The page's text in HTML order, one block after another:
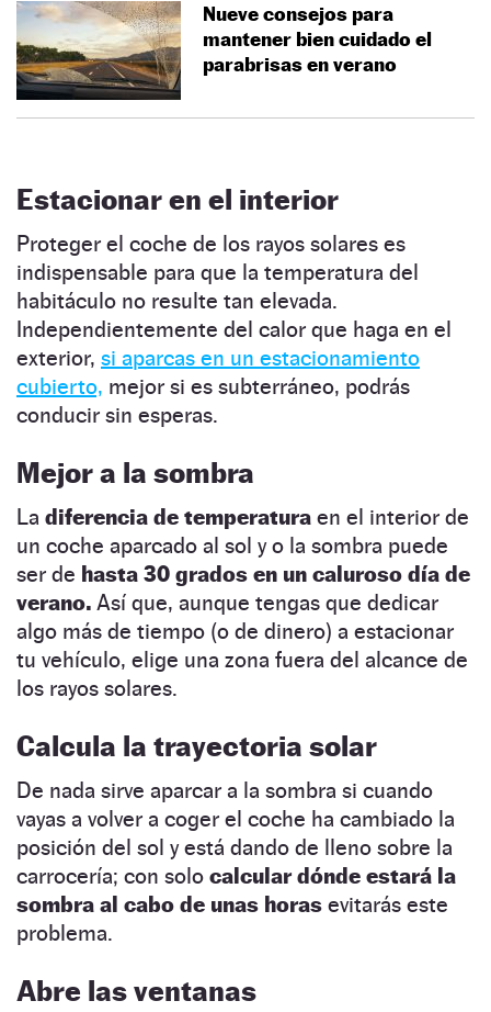
Nueve consejos para
mantener bien cuidado el
parabrisas en verano
Estacionar en el interior
Proteger el coche de los rayos solares es
indispensable para que la temperatura del
habitáculo no resulte tan elevada.
Independientemente del calor que haga en el
exterior, si aparcas en un estacionamiento
cubierto, mejor si es subterráneo, podrás
conducir sin esperas.
Mejor a la sombra
La diferencia de temperatura en el interior de
un coche aparcado al sol y o la sombra puede
ser de hasta 30 grados en un caluroso día de
verano. Así que, aunque tengas que dedicar
algo más de tiempo (o de dinero) a estacionar
tu vehículo, elige una zona fuera del alcance de
los rayos solares.
Calcula la trayectoria solar
De nada sirve aparcar a la sombra si cuando
vayas a volver a coger el coche ha cambiado la
posición del sol y está dando de lleno sobre la
carrocería; con solo calcular dónde estará la
sombra al cabo de unas horas evitarás este
problema.
Abre las ventanas